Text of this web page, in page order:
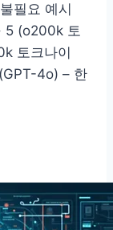
필요 예시
5 (o200k 토
토크나이
4o) – 한